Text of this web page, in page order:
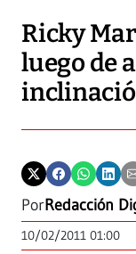
Ricky
luego de
PorRedacción
10/02/2011 01:00